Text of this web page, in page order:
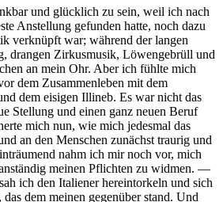
und glücklich zu sein, weil ich nach
Anstellung gefunden hatte, noch dazu
verknüpft war; während der langen
drangen Zirkusmusik, Löwengebrüll und
an mein Ohr. Aber ich fühlte mich
dem Zusammenleben mit dem
dem eisigen Illineb. Es war nicht das
Stellung und einen ganz neuen Beruf
mich nun, wie mich jedesmal das
an den Menschen zunächst traurig und
nahm ich mir noch vor, mich
meinen Pflichten zu widmen. —
ich den Italiener hereintorkeln und sich
dem meinen gegenüber stand. Und